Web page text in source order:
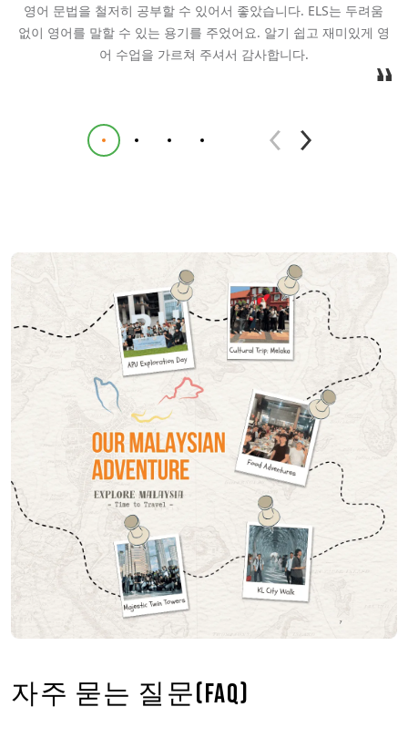
영어 문법을 철저히 공부할 수 있어서 좋았습니다. ELS는 두려움
없이 영어를 말할 수 있는 용기를 주었어요. 알기 쉽고 재미있게 영
어 수업을 가르쳐 주셔서 감사합니다.
자주 묻는 질문(FAQ)